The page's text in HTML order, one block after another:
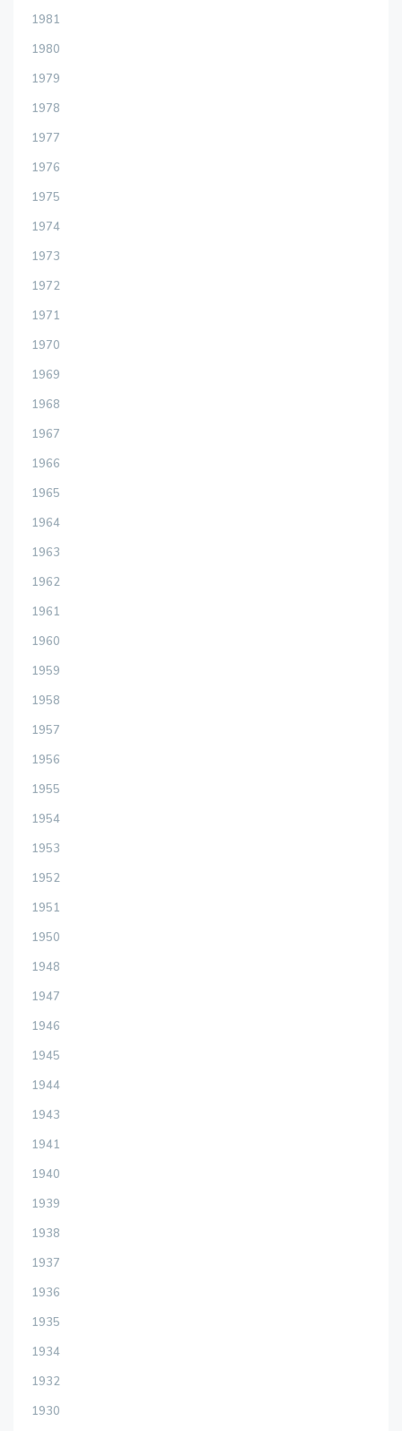
1981
1980
1979
1978
1977
1976
1975
1974
1973
1972
1971
1970
1969
1968
1967
1966
1965
1964
1963
1962
1961
1960
1959
1958
1957
1956
1955
1954
1953
1952
1951
1950
1948
1947
1946
1945
1944
1943
1941
1940
1939
1938
1937
1936
1935
1934
1932
1930